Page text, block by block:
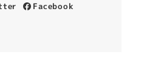
Facebook